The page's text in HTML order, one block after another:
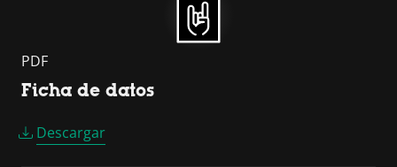
PDF
Ficha de datos
Descargar